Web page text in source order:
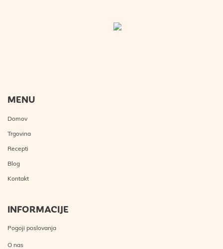
MENU
Domov
Trgovina
Recepti
Blog
Kontakt
INFORMACIJE
Pogoji poslovanja
O nas